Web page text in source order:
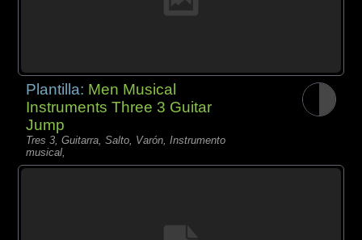
Plantilla: Men Musical
Instruments Three 3 Guitar
Jump
Tres 3, Guitarra, Salto, Varón, Instrumento
musical,